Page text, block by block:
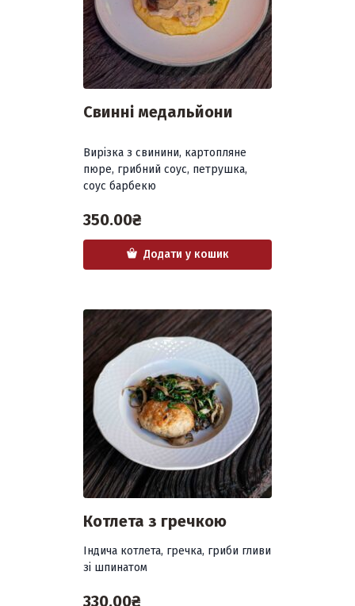
Свинні медальйони
Вирізка з свинини, картопляне
пюре, грибний соус, петрушка,
соус барбекю
350.00₴
Додати у кошик
Котлета з гречкою
Індича котлета, гречка, гриби гливи
зі шпинатом
330.00₴